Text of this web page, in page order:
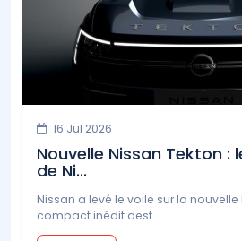
16 Jul 2026
Nouvelle Nissan Tekton :
de Ni...
Nissan a levé le voile sur la nouvelle
compact inédit dest...